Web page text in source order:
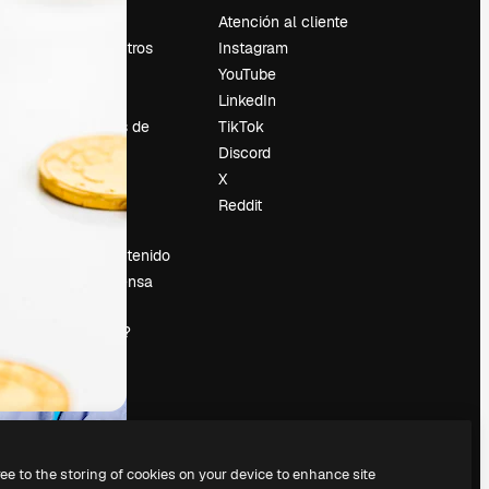
Sobre nosotros
Tendencias de
búsqueda
Blog
Eventos
Vender contenido
Sala de prensa
magnific.ai?
Atención al cliente
Instagram
YouTube
LinkedIn
TikTok
Discord
X
Reddit
to the storing of cookies on your device to enhance site